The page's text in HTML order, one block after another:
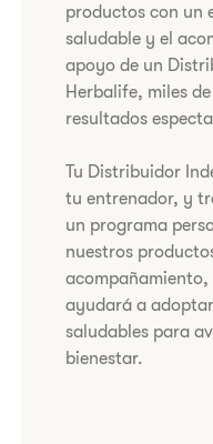
productos con un
saludable y el
apoyo de un
Herbalife, miles
resultados
Tu Distribuidor
tu entrenador, y
un programa
nuestros
ayudará a
saludables para
bienestar.